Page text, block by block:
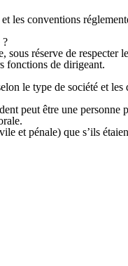
les conventions
?
réserve de respecter
fonctions de dirigeant.
le type de société et
peut être une
et pénale) que s’ils